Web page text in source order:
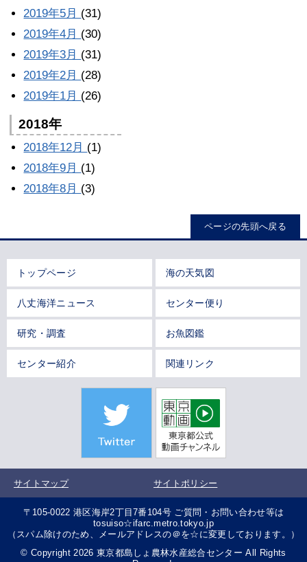
2019年5月 (31)
2019年4月 (30)
2019年3月 (31)
2019年2月 (28)
2019年1月 (26)
2018年
2018年12月 (1)
2018年9月 (1)
2018年8月 (3)
ページの先頭へ戻る
トップページ 海の天気図
八丈海洋ニュース センター便り
研究・調査 お魚図鑑
センター紹介 関連リンク
サイトマップ サイトポリシー
〒105-0022 港区海岸2丁目7番104号 ご質問・お問い合わせ等は
tosuiso☆ifarc.metro.tokyo.jp
（スパム除けのため、メールアドレスの＠を☆に変更しております。）
© Copyright 2026 東京都島しょ農林水産総合センター All Rights